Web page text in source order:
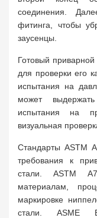
соединения.
фитинга, чтобы
заусенцы.
Готовый
для проверки его
испытания на
может
испытания на
визуальная
Стандарты ASTM
требования к
стали. ASTM
материалам,
маркировке
стали. ASME